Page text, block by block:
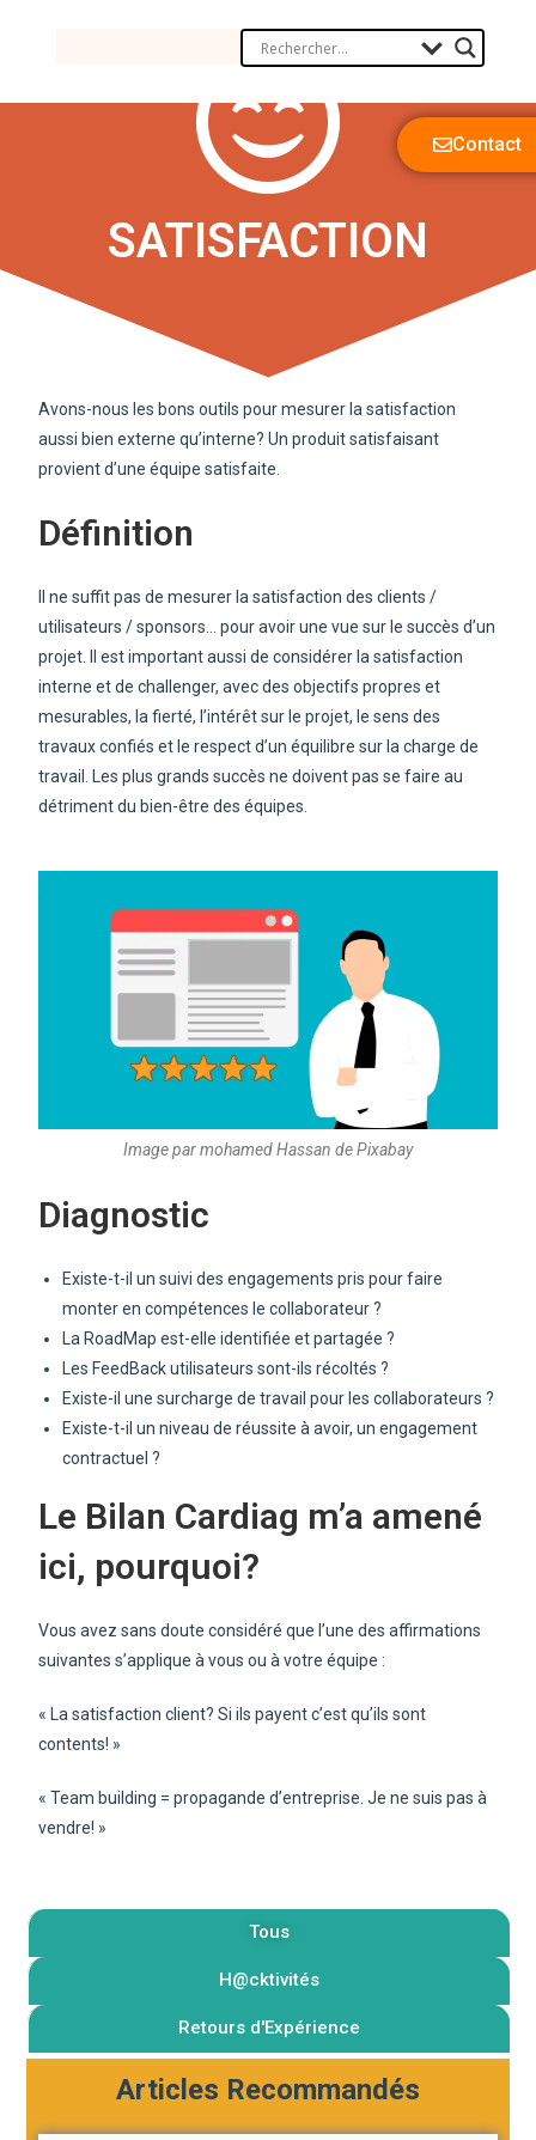
Contact
SATISFACTION
Avons-nous les bons outils pour mesurer la satisfaction
aussi bien externe qu’interne? Un produit satisfaisant
provient d’une équipe satisfaite.
Définition
Il ne suffit pas de mesurer la satisfaction des clients /
utilisateurs / sponsors… pour avoir une vue sur le succès d’un
projet. Il est important aussi de considérer la satisfaction
interne et de challenger, avec des objectifs propres et
mesurables, la fierté, l’intérêt sur le projet, le sens des
travaux confiés et le respect d’un équilibre sur la charge de
travail. Les plus grands succès ne doivent pas se faire au
détriment du bien-être des équipes.
Image par mohamed Hassan de Pixabay
Diagnostic
Existe-t-il un suivi des engagements pris pour faire
monter en compétences le collaborateur ?
La RoadMap est-elle identifiée et partagée ?
Les FeedBack utilisateurs sont-ils récoltés ?
Existe-il une surcharge de travail pour les collaborateurs ?
Existe-t-il un niveau de réussite à avoir, un engagement
contractuel ?
Le Bilan Cardiag m’a amené
ici, pourquoi?
Vous avez sans doute considéré que l’une des affirmations
suivantes s’applique à vous ou à votre équipe :
« La satisfaction client? Si ils payent c’est qu’ils sont
contents! »
« Team building = propagande d’entreprise. Je ne suis pas à
vendre! »
Tous
H@cktivités
Retours d'Expérience
Articles Recommandés